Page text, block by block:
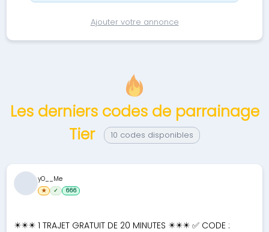
Ajouter votre annonce
Les derniers codes de parrainage
Tier
10 codes disponibles
✴️✴️✴️ 1 TRAJET GRATUIT DE 20 MINUTES ✴️✴️✴️ ✅ CODE :
yO__Me
★ ✓ 666